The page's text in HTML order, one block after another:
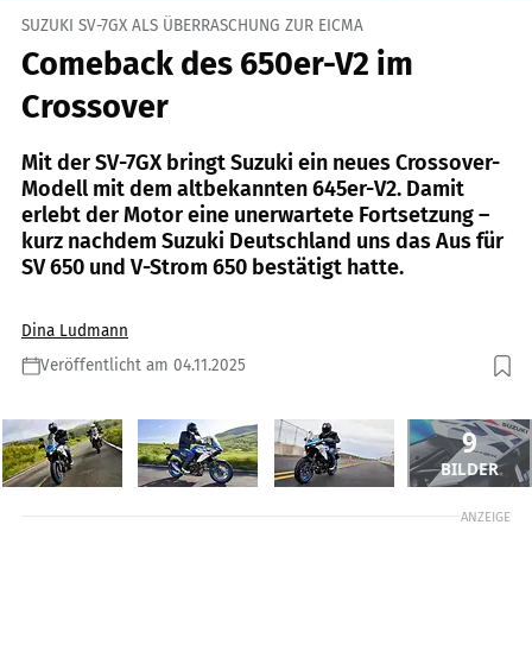
SUZUKI SV-7GX ALS ÜBERRASCHUNG ZUR EICMA
Comeback des 650er-V2 im
Crossover
Mit der SV-7GX bringt Suzuki ein neues Crossover-
Modell mit dem altbekannten 645er-V2. Damit
erlebt der Motor eine unerwartete Fortsetzung –
kurz nachdem Suzuki Deutschland uns das Aus für
SV 650 und V-Strom 650 bestätigt hatte.
Dina Ludmann
Veröffentlicht am 04.11.2025
9
BILDER
ANZEIGE